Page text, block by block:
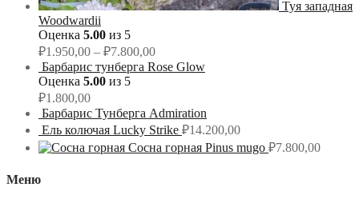
Туя западная
Woodwardii
Оценка 5.00 из 5
₽1.950,00 – ₽7.800,00
Барбарис тунберга Rose Glow
Оценка 5.00 из 5
₽1.800,00
Барбарис Тунберга Admiration
Ель колючая Lucky Strike ₽14.200,00
Сосна горная Pinus mugo ₽7.800,00
Меню